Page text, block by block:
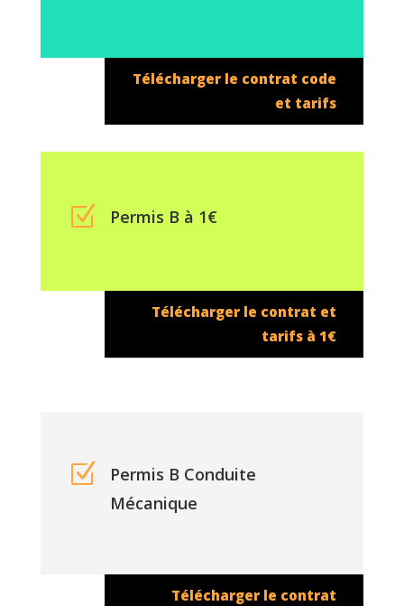
Télécharger le contrat code
et tarifs
Z Permis B à 1€
Télécharger le contrat et
tarifs à 1€
Z
Permis B Conduite
Mécanique
Télécharger le contrat